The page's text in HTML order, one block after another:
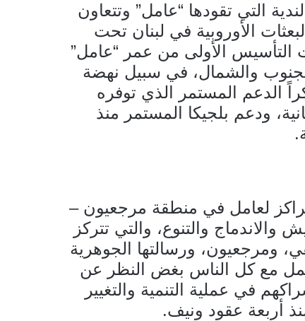
التي تقودها “عامل” وتتعاون
الأوروبية في لبنان تحت
التأسيس الأولى من عمر “عامل”
والشمال، في سبيل نهضة
الدعم المستمر الذي توفره
ودعم بلجيكا المستمر منذ
لعامل في منطقة مرجعيون –
والاندماج والتنوع، والتي تتركز
ومرجعيون، ورسالتها الجوهرية
مع كل الناس بغض النظر عن
في عملية التنمية والتغيير
أربعة عقود ونيف.